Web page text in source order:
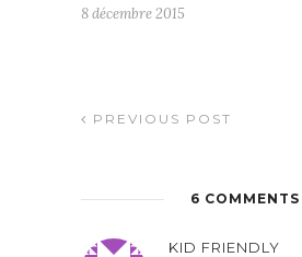
8 décembre 2015
PREVIOUS POST
6 COMMENTS
KID FRIENDLY